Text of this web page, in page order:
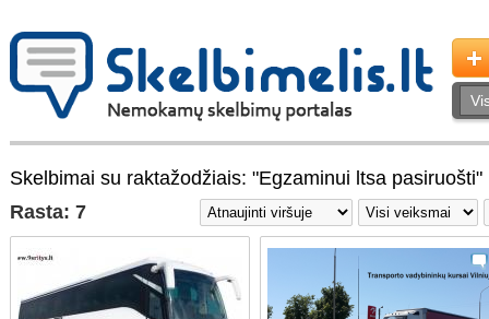
Skelbimai su raktažodžiais: "Egzaminui ltsa pasiruošti"
Rasta: 7